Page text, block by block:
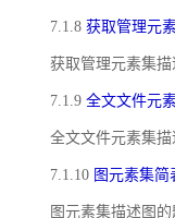
7.1.8 获取管理元
获取管理元素集
7.1.9 全文文件元
全文文件元素集
7.1.10 图元素集简
图元素集描述图